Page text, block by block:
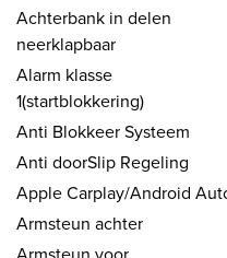
Achterbank in delen
neerklapbaar
Alarm klasse
1(startblokkering)
Anti Blokkeer Systeem
Anti doorSlip Regeling
Apple Carplay/Android
Armsteun achter